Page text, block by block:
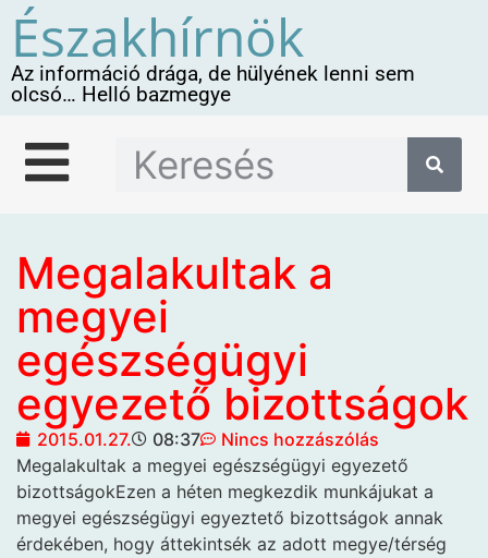
Északhírnök
Az információ drága, de hülyének lenni sem
olcsó… Helló bazmegye
Megalakultak a
megyei
egészségügyi
egyezető bizottságok
2015.01.27. 08:37
Nincs hozzászólás
Megalakultak a megyei egészségügyi egyezető
bizottságokEzen a héten megkezdik munkájukat a
megyei egészségügyi egyeztető bizottságok annak
érdekében, hogy áttekintsék az adott megye/térség